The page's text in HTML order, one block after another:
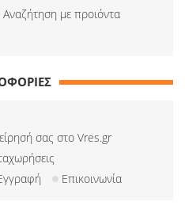
Αναζήτηση με προιόντα
σας στο Vres.gr
Επικοινωνία